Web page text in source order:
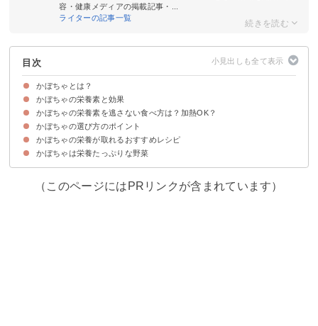
容・健康メディアの掲載記事・...
ライターの記事一覧
目次
かぼちゃとは？
かぼちゃの種類
かぼちゃの旬
かぼちゃの栄養素と効果
①β-カロテン
②ビタミンACE
③食物繊維
④不飽和脂肪酸
⑤鉄分
かぼちゃの栄養素を逃さない食べ方は？加熱OK？
①炒める・蒸すのがおすすめ
②油でβ-カロテンの吸収率をあげる
③皮・種も食べる
④食べ合わせを考慮する
かぼちゃの選び方のポイント
①見た目
②触感
かぼちゃの栄養が取れるおすすめレシピ
①皮ごと美味しいかぼちゃスープ
②かぼちゃのスパニッシュオムレツ
③かぼちゃのシフォンケーキ
かぼちゃは栄養たっぷりな野菜
（このページにはPRリンクが含まれています）